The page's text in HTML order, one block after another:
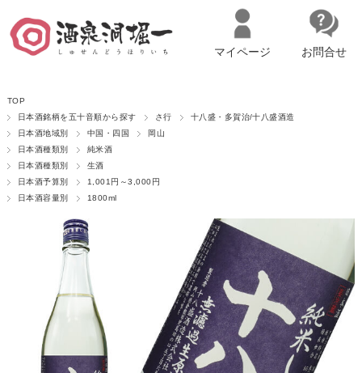
マイページへログイン カートをみる
マイページ お問合せ
TOP
日本酒銘柄を五十音順から探す
さ行
十八盛・多賀治/十八盛酒造
日本酒地域別
中国・四国
岡山
日本酒種類別
純米酒
日本酒種類別
生酒
日本酒予算別
1,001円～3,000円
日本酒容量別
1800ml